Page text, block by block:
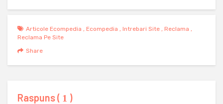
Articole Ecompedia , Ecompedia , Intrebari Site , Reclama ,
Reclama Pe Site
Share
Raspuns ( 1 )